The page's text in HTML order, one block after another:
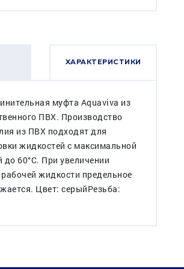
ХАРАКТЕРИСТИКИ
муфта Aquaviva из
ПВХ. Производство
из ПВХ подходят для
жидкостей с максимальной
до 60°C. При увеличении
жидкости предельное
Цвет: серыйРезьба: